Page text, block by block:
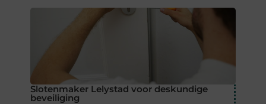
Slotenmaker Lelystad voor deskundige
beveiliging